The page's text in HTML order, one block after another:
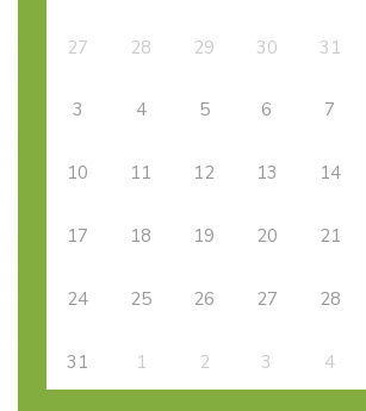
27 28 29 30 31
3 4 5 6 7
10 11 12 13 14
17 18 19 20 21
24 25 26 27 28
31 1 2 3 4